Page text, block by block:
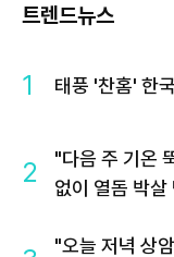
트렌드뉴스
1 태풍 '찬홈' 한
2
"다음 주 기온
없이 열돔 박살
"오늘 저녁 상